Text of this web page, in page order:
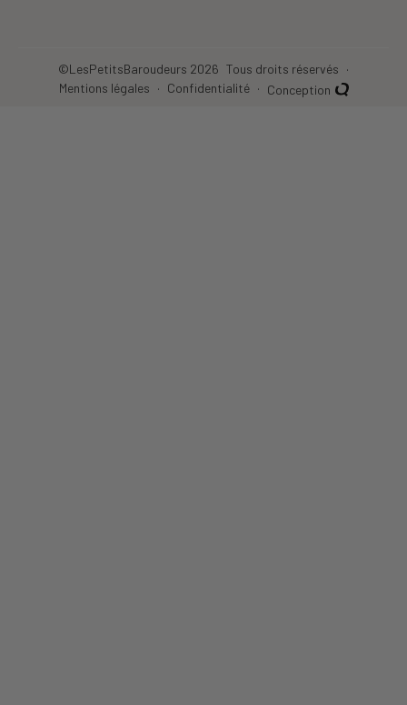
©LesPetitsBaroudeurs 2026 Tous droits réservés
Mentions légales
Confidentialité Conception